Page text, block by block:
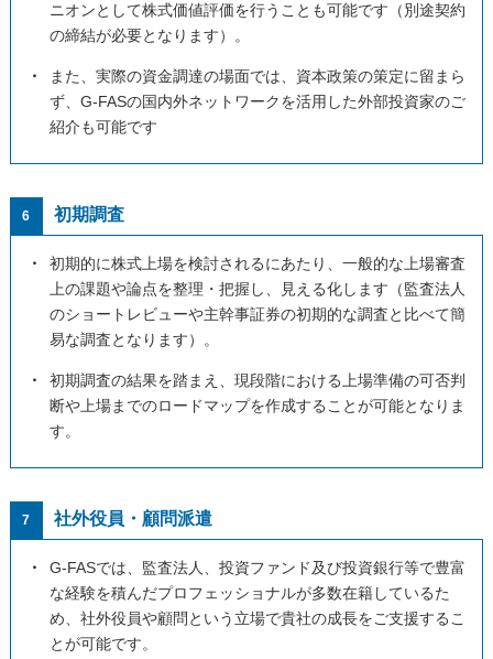
ニオンとして株式価値評価を行うことも可能です（別途契約
の締結が必要となります）。
・
また、実際の資金調達の場面では、資本政策の策定に留まら
ず、G-FASの国内外ネットワークを活用した外部投資家のご
紹介も可能です
6 初期調査
・
初期的に株式上場を検討されるにあたり、一般的な上場審査
上の課題や論点を整理・把握し、見える化します（監査法人
のショートレビューや主幹事証券の初期的な調査と比べて簡
易な調査となります）。
・
初期調査の結果を踏まえ、現段階における上場準備の可否判
断や上場までのロードマップを作成することが可能となりま
す。
7 社外役員・顧問派遣
・
G-FASでは、監査法人、投資ファンド及び投資銀行等で豊富
な経験を積んだプロフェッショナルが多数在籍しているた
め、社外役員や顧問という立場で貴社の成長をご支援するこ
とが可能です。